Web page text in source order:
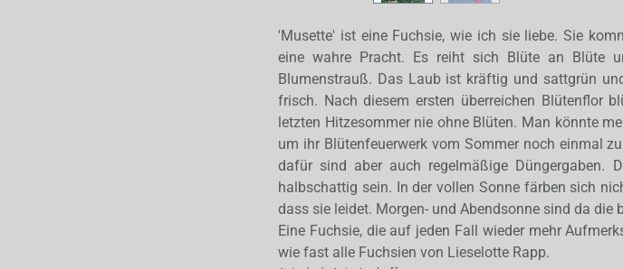
'Musette' ist eine Fuchsie, wie ich sie liebe. Sie
eine wahre Pracht. Es reiht sich Blüte an Blüte
Blumenstrauß. Das Laub ist kräftig und sattgrün
frisch. Nach diesem ersten überreichen Blütenflor
letzten Hitzesommer nie ohne Blüten. Man könnte
um ihr Blütenfeuerwerk vom Sommer noch einmal
dafür sind aber auch regelmäßige Düngergaben.
halbschattig sein. In der vollen Sonne färben sich
dass sie leidet. Morgen- und Abendsonne sind da die
Eine Fuchsie, die auf jeden Fall wieder mehr
wie fast alle Fuchsien von Lieselotte Rapp.